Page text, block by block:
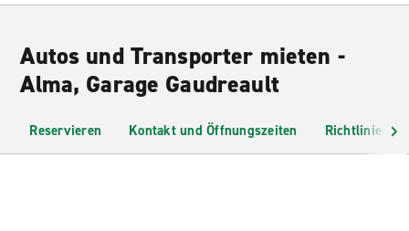
Autos und Transporter mieten -
Alma, Garage Gaudreault
Reservieren Kontakt und Öffnungszeiten Richtlinien